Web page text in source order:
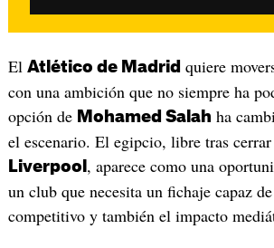
El Atlético de Madrid quiere
con una ambición que no siempre ha
opción de Mohamed Salah ha
el escenario. El egipcio, libre tras cerrar
Liverpool , aparece como una
un club que necesita un fichaje capaz
competitivo y también el impacto